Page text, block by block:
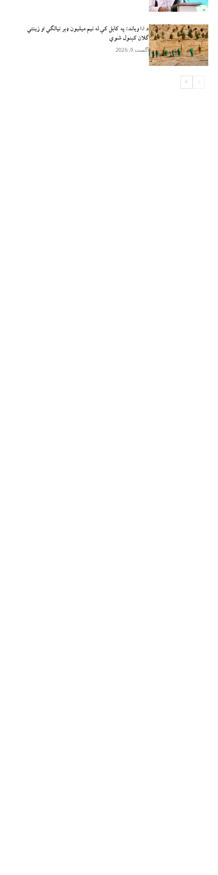
د ا.ا وياند: په کابل کې له نیم میلیون ډېر نیالګي او زینتي
ګلان کېنول شوي
آگست 9, 2026